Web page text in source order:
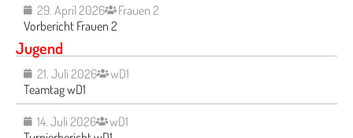
29. April 2026
Frauen 2
Vorbericht Frauen 2
Jugend
21. Juli 2026
wD1
Teamtag wD1
14. Juli 2026
wD1